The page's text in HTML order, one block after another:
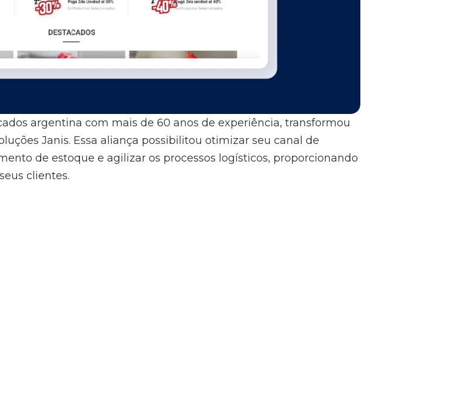
argentina com mais de 60 anos de experiência, transformou
Janis. Essa aliança possibilitou otimizar seu canal de
de estoque e agilizar os processos logísticos, proporcionando
clientes.